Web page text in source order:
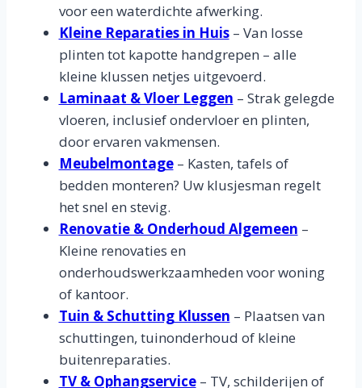
voor een waterdichte afwerking.
Kleine Reparaties in Huis– Van losse
plinten tot kapotte handgrepen – alle
kleine klussen netjes uitgevoerd.
Laminaat & Vloer Leggen – Strak gelegde
vloeren, inclusief ondervloer en plinten,
door ervaren vakmensen.
Meubelmontage– Kasten, tafels of
bedden monteren? Uw klusjesman regelt
het snel en stevig.
Renovatie & Onderhoud Algemeen –
Kleine renovaties en
onderhoudswerkzaamheden voor woning
of kantoor.
Tuin & Schutting Klussen – Plaatsen van
schuttingen, tuinonderhoud of kleine
buitenreparaties.
TV & Ophangservice– TV, schilderijen of